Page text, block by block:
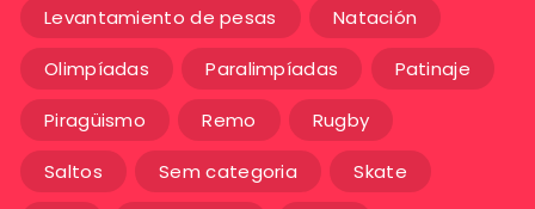
Levantamiento de pesas Natación
Olimpíadas Paralimpíadas Patinaje
Piragüismo Remo Rugby
Saltos Sem categoria Skate